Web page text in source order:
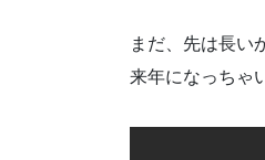
まだ、先は長い
来年になっちゃ